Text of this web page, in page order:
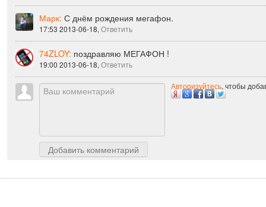
Марк: С днём рождения мегафон.
17:53 2013-06-18, Ответить
74ZLOY: поздравляю МЕГАФОН !
19:00 2013-06-18, Ответить
Добавить комментарий
Авторизуйтесь, чтобы